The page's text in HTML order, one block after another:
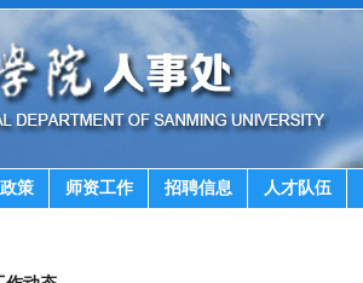
策 师资工作 招聘信息 人才队伍